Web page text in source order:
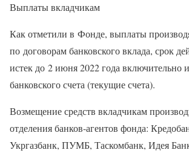
Выплаты вкладчикам
Как отметили в Фонде, выплаты
по договорам банковского вклада, срок
истек до 2 июня 2022 года включительно
банковского счета (текущие счета).
Возмещение средств вкладчикам
отделения банков-агентов фонда:
Укргазбанк, ПУМБ, Таскомбанк, Идея